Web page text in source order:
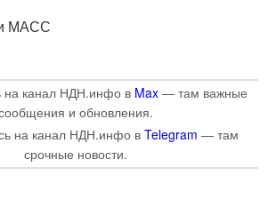
МАСС
на канал НДН.инфо в Max — там важные
и обновления.
на канал НДН.инфо в Telegram — там
срочные новости.